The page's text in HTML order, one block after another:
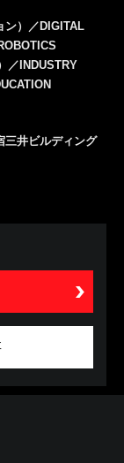
ン）／DIGITAL
／INDUSTRY
井ビルディング